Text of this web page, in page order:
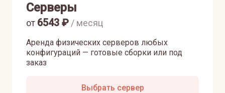
Серверы
Аренда физических серверов любых
конфигураций — готовые сборки или под
заказ
от 6543 ₽ / месяц
Выбрать сервер